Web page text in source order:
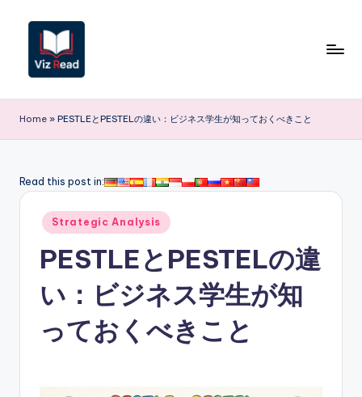
content
iz
R
a
Home » PESTLEとPESTELの違い：ビジネス学生が知っておくべきこと
Read this post in:
Posted
in
Strategic Analysis
PESTLEとPESTELの違
い：ビジネス学生が知
っておくべきこと